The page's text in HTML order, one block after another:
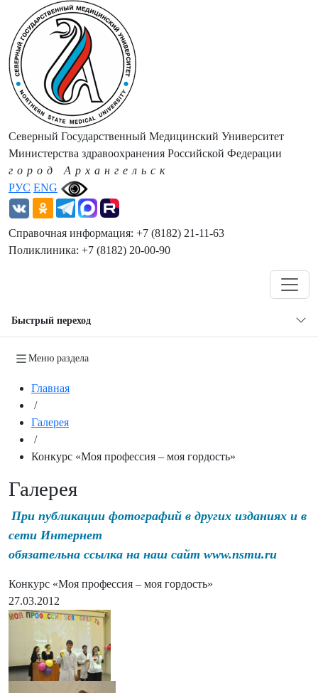
РУС ENG
Северный Государственный Медицинский Университет
Министерства здравоохранения Российской Федерации
город Архангельск
Справочная информация: +7 (8182) 21-11-63
Поликлиника: +7 (8182) 20-00-90
Быстрый переход
Меню раздела
Главная
/
Галерея
/
Конкурс «Моя профессия – моя гордость»
Галерея
При публикации фотографий в других изданиях и в
сети Интернет
обязательна ссылка на наш сайт www.nsmu.ru
Конкурс «Моя профессия – моя гордость»
27.03.2012